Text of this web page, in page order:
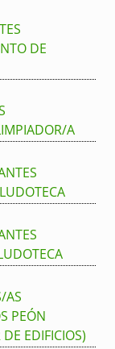
DE
A
AS
PEÓN
EDIFICIOS)